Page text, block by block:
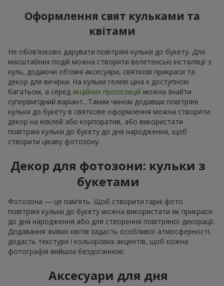
Оформлення свят кульками та
квітами
Не обов’язково дарувати повітряні кульки до букету. Для
масштабних подій можна створити велетенські інсталяції з
куль, додаючи об’ємні аксесуари, святкові прикраси та
декор для вечірки. На кульки гелеві ціна є доступною
багатьом, а серед акційних пропозицій можна знайти
супервигідний варіант.. Таким чином додавши повітряні
кульки до букету в святкове оформлення можна створити
декор на ювілей або корпоратив, або використати
повітряні кульки до букету до дня народження, щоб
створити цікаву фотозону.
Декор для фотозони: кульки з
букетами
Фотозона — це пам’ять. Щоб створити гарні фото
повітряні кульки до букету можна використати як прикраси
до дня народження або для створення повітряної декорації.
Додавання живих квітів задасть особливої атмосферності,
додасть текстури і кольорових акцентів, щоб кожна
фотографія вийшла бездоганною.
Аксесуари для дня